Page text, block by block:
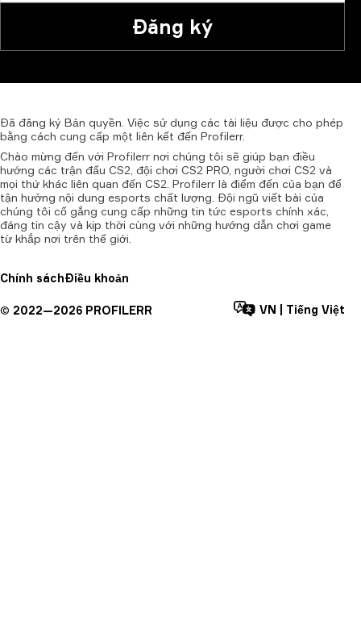
Đăng ký
Đã đăng ký Bản quyền. Việc sử dụng các tài liệu được cho phép
bằng cách cung cấp một liên kết đến Profilerr.
Chào mừng đến với Profilerr nơi chúng tôi sẽ giúp bạn điều
hướng các trận đấu CS2, đội chơi CS2 PRO, người chơi CS2 và
mọi thứ khác liên quan đến CS2. Profilerr là điểm đến của bạn để
tận hưởng nội dung esports chất lượng. Đội ngũ viết bài của
chúng tôi cố gắng cung cấp những tin tức esports chính xác,
đáng tin cậy và kịp thời cùng với những hướng dẫn chơi game
từ khắp nơi trên thế giới.
Chính sáchĐiều khoản
© 2022—2026 PROFILERR VN Tiếng Việt